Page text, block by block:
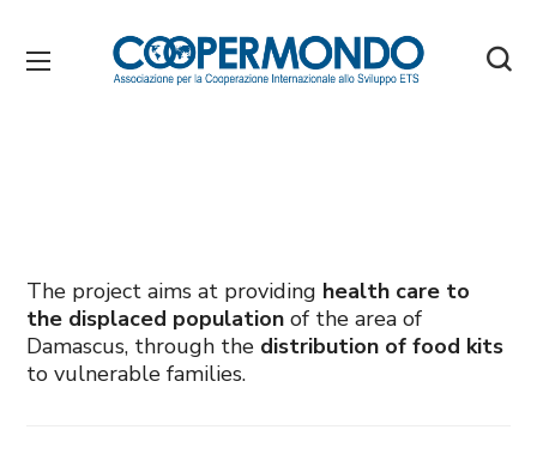
The project aims at providing health care to
the displaced population of the area of
Damascus, through the distribution of food kits
to vulnerable families.